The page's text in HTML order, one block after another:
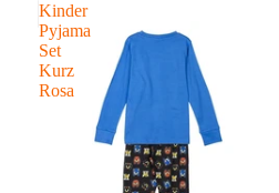
Kinder
Pyjama
Set
Kurz
Rosa